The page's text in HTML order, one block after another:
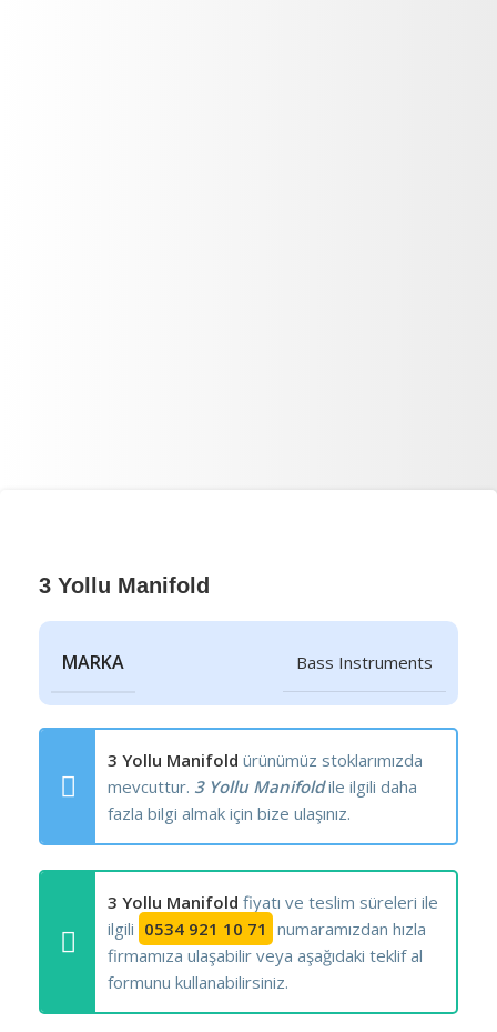
3 Yollu Manifold
MARKA Bass Instruments
3 Yollu Manifold ürünümüz stoklarımızda
mevcuttur. 3 Yollu Manifoldile ilgili daha
fazla bilgi almak için bize ulaşınız.
3 Yollu Manifold fiyatı ve teslim süreleri ile
ilgili 0534 921 10 71 numaramızdan hızla
firmamıza ulaşabilir veya aşağıdaki teklif al
formunu kullanabilirsiniz.